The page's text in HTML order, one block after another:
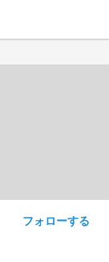
フォローする